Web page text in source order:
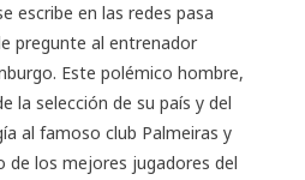
escribe en las redes pasa
pregunte al entrenador
Este polémico hombre,
la selección de su país y del
al famoso club Palmeiras y
de los mejores jugadores del